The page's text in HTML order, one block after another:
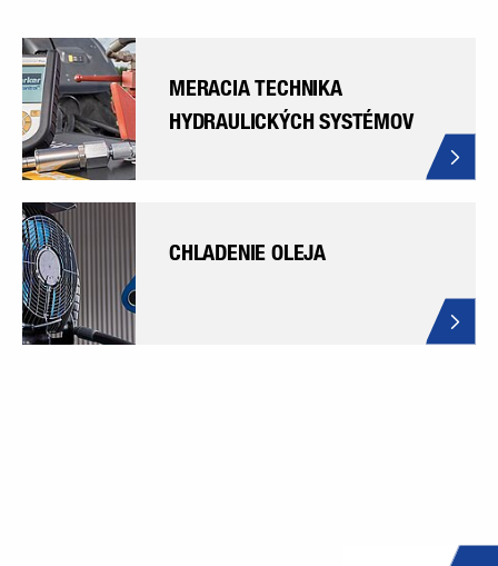
MERACIA TECHNIKA
HYDRAULICKÝCH SYSTÉMOV
CHLADENIE OLEJA